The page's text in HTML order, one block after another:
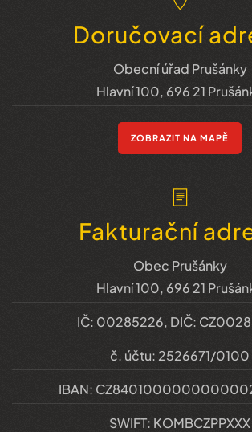
Doručovací
Obecní úřad Prušánky
Hlavní 100, 696 21
ZOBRAZIT NA MAPĚ
Fakturační
Obec Prušánky
Hlavní 100, 696 21
IČ: 00285226, DIČ:
č. účtu: 2526671/0100
IBAN:
SWIFT: KOMBCZPPXXX